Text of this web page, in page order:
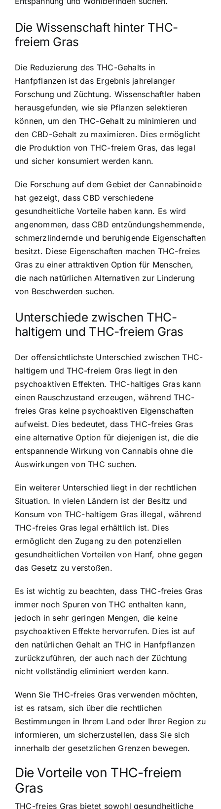
Die Wissenschaft hinter THC-
freiem Gras
Die Reduzierung des THC-Gehalts in
Hanfpflanzen ist das Ergebnis jahrelanger
Forschung und Züchtung. Wissenschaftler haben
herausgefunden, wie sie Pflanzen selektieren
können, um den THC-Gehalt zu minimieren und
den CBD-Gehalt zu maximieren. Dies ermöglicht
die Produktion von THC-freiem Gras, das legal
und sicher konsumiert werden kann.
Die Forschung auf dem Gebiet der Cannabinoide
hat gezeigt, dass CBD verschiedene
gesundheitliche Vorteile haben kann. Es wird
angenommen, dass CBD entzündungshemmende,
schmerzlindernde und beruhigende Eigenschaften
besitzt. Diese Eigenschaften machen THC-freies
Gras zu einer attraktiven Option für Menschen,
die nach natürlichen Alternativen zur Linderung
von Beschwerden suchen.
Unterschiede zwischen THC-
haltigem und THC-freiem Gras
Der offensichtlichste Unterschied zwischen THC-
haltigem und THC-freiem Gras liegt in den
psychoaktiven Effekten. THC-haltiges Gras kann
einen Rauschzustand erzeugen, während THC-
freies Gras keine psychoaktiven Eigenschaften
aufweist. Dies bedeutet, dass THC-freies Gras
eine alternative Option für diejenigen ist, die die
entspannende Wirkung von Cannabis ohne die
Auswirkungen von THC suchen.
Ein weiterer Unterschied liegt in der rechtlichen
Situation. In vielen Ländern ist der Besitz und
Konsum von THC-haltigem Gras illegal, während
THC-freies Gras legal erhältlich ist. Dies
ermöglicht den Zugang zu den potenziellen
gesundheitlichen Vorteilen von Hanf, ohne gegen
das Gesetz zu verstoßen.
Es ist wichtig zu beachten, dass THC-freies Gras
immer noch Spuren von THC enthalten kann,
jedoch in sehr geringen Mengen, die keine
psychoaktiven Effekte hervorrufen. Dies ist auf
den natürlichen Gehalt an THC in Hanfpflanzen
zurückzuführen, der auch nach der Züchtung
nicht vollständig eliminiert werden kann.
Wenn Sie THC-freies Gras verwenden möchten,
ist es ratsam, sich über die rechtlichen
Bestimmungen in Ihrem Land oder Ihrer Region zu
informieren, um sicherzustellen, dass Sie sich
innerhalb der gesetzlichen Grenzen bewegen.
Die Vorteile von THC-freiem
Gras
THC-freies Gras bietet sowohl gesundheitliche